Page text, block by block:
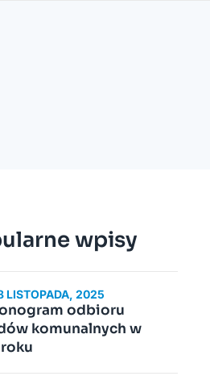
wpisy
LISTOPADA, 2025
odbioru
komunalnych w